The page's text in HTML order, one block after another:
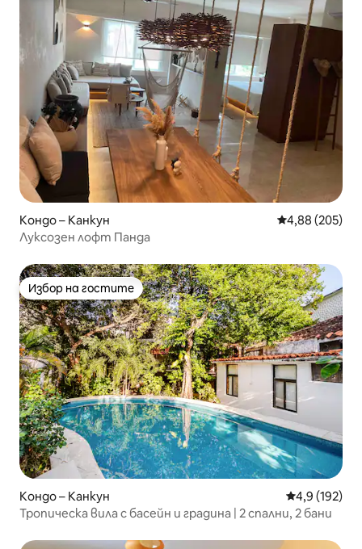
Кондо – Канкун Средна
4,88 (205)
Луксозен лофт Панда
Избор на гостите
Избор на гостите
Кондо – Канкун Средна
4,9 (192)
Тропическа вила с басейн и градина | 2 спални, 2 бани